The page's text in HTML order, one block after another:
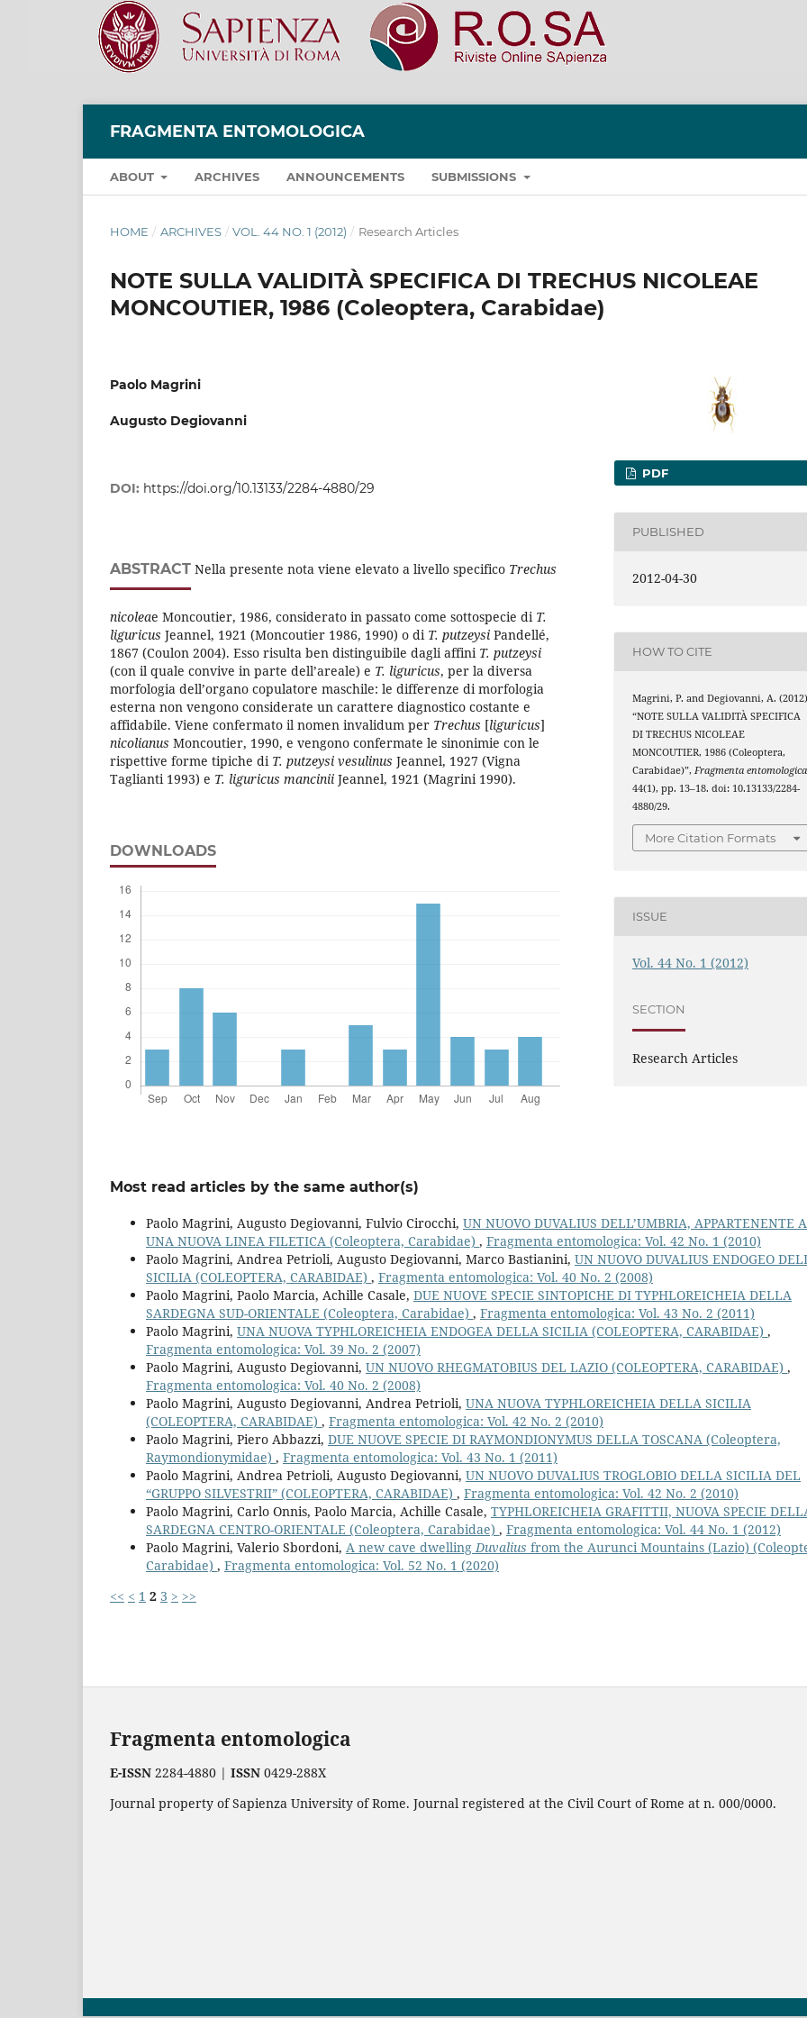
FRAGMENTA ENTOMOLOGICA
ABOUT ARCHIVES ANNOUNCEMENTS SUBMISSIONS
HOME / ARCHIVES / VOL. 44 NO. 1 (2012) / Research Articles
NOTE SULLA VALIDITÀ SPECIFICA DI TRECHUS NICOLEAE
MONCOUTIER, 1986 (Coleoptera, Carabidae)
Paolo Magrini
Augusto Degiovanni
DOI: https://doi.org/10.13133/2284-4880/29
ABSTRACT Nella presente nota viene elevato a livello specifico Trechus
nicoleae Moncoutier, 1986, considerato in passato come sottospecie di T.
liguricus Jeannel, 1921 (Moncoutier 1986, 1990) o di T. putzeysi Pandellé,
1867 (Coulon 2004). Esso risulta ben distinguibile dagli affini T. putzeysi
(con il quale convive in parte dell’areale) e T. liguricus, per la diversa
morfologia dell’organo copulatore maschile: le differenze di morfologia
esterna non vengono considerate un carattere diagnostico costante e
affidabile. Viene confermato il nomen invalidum per Trechus [liguricus]
nicolianus Moncoutier, 1990, e vengono confermate le sinonimie con le
rispettive forme tipiche di T. putzeysi vesulinus Jeannel, 1927 (Vigna
Taglianti 1993) e T. liguricus mancinii Jeannel, 1921 (Magrini 1990).
DOWNLOADS
PDF
PUBLISHED
2012-04-30
HOW TO CITE
Magrini, P. and Degiovanni, A. (2012)
“NOTE SULLA VALIDITÀ SPECIFICA
DI TRECHUS NICOLEAE
MONCOUTIER, 1986 (Coleoptera,
Carabidae)”,Fragmenta entomologica
44(1), pp. 13–18. doi: 10.13133/2284-
4880/29.
More Citation Formats
ISSUE
Vol. 44 No. 1 (2012)
SECTION
Research Articles
Most read articles by the same author(s)
Paolo Magrini, Augusto Degiovanni, Fulvio Cirocchi, UN NUOVO DUVALIUS DELL’UMBRIA, APPARTENENTE A
UNA NUOVA LINEA FILETICA (Coleoptera, Carabidae) , Fragmenta entomologica: Vol. 42 No. 1 (2010)
Paolo Magrini, Andrea Petrioli, Augusto Degiovanni, Marco Bastianini, UN NUOVO DUVALIUS ENDOGEO
SICILIA (COLEOPTERA, CARABIDAE) , Fragmenta entomologica: Vol. 40 No. 2 (2008)
Paolo Magrini, Paolo Marcia, Achille Casale, DUE NUOVE SPECIE SINTOPICHE DI TYPHLOREICHEIA DELLA
SARDEGNA SUD-ORIENTALE (Coleoptera, Carabidae) , Fragmenta entomologica: Vol. 43 No. 2 (2011)
Paolo Magrini, UNA NUOVA TYPHLOREICHEIA ENDOGEA DELLA SICILIA (COLEOPTERA, CARABIDAE) ,
Fragmenta entomologica: Vol. 39 No. 2 (2007)
Paolo Magrini, Augusto Degiovanni, UN NUOVO RHEGMATOBIUS DEL LAZIO (COLEOPTERA, CARABIDAE) ,
Fragmenta entomologica: Vol. 40 No. 2 (2008)
Paolo Magrini, Augusto Degiovanni, Andrea Petrioli, UNA NUOVA TYPHLOREICHEIA DELLA SICILIA
(COLEOPTERA, CARABIDAE) , Fragmenta entomologica: Vol. 42 No. 2 (2010)
Paolo Magrini, Piero Abbazzi, DUE NUOVE SPECIE DI RAYMONDIONYMUS DELLA TOSCANA (Coleoptera,
Raymondionymidae) , Fragmenta entomologica: Vol. 43 No. 1 (2011)
Paolo Magrini, Andrea Petrioli, Augusto Degiovanni, UN NUOVO DUVALIUS TROGLOBIO DELLA SICILIA DEL
“GRUPPO SILVESTRII” (COLEOPTERA, CARABIDAE) , Fragmenta entomologica: Vol. 42 No. 2 (2010)
Paolo Magrini, Carlo Onnis, Paolo Marcia, Achille Casale, TYPHLOREICHEIA GRAFITTII, NUOVA SPECIE
SARDEGNA CENTRO-ORIENTALE (Coleoptera, Carabidae) , Fragmenta entomologica: Vol. 44 No. 1 (2012)
Paolo Magrini, Valerio Sbordoni, A new cave dwellingDuvalius from the Aurunci Mountains (Lazio)
Carabidae) , Fragmenta entomologica: Vol. 52 No. 1 (2020)
<< < 1 2 3 > >>
Fragmenta entomologica
E-ISSN 2284-4880 | ISSN 0429-288X
Journal property of Sapienza University of Rome. Journal registered at the Civil Court of Rome at n. 000/0000.